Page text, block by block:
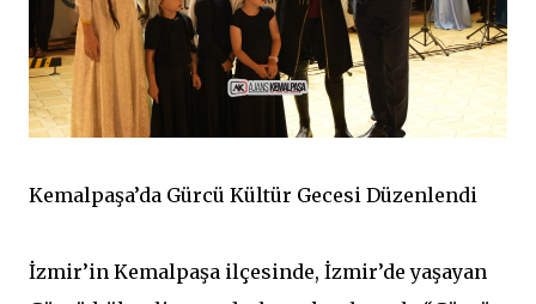
Kemalpaşa’da Gürcü Kültür Gecesi Düzenlendi
İzmir’in Kemalpaşa ilçesinde, İzmir’de yaşayan